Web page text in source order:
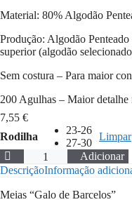
Material: 80% Algodão
Produção: Algodão
superior (algodão
Sem costura – Para maior
200 Agulhas – Maior detalhe
7,55 €
Rodilha
23-26
27-30
Limpar
Quantidade
de
Meias
Galo
Adicionar
DescriçãoInformação
Meias “Galo de Barcelos”